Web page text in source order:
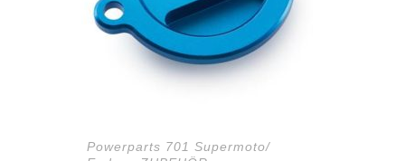
Powerparts 701 Supermoto/